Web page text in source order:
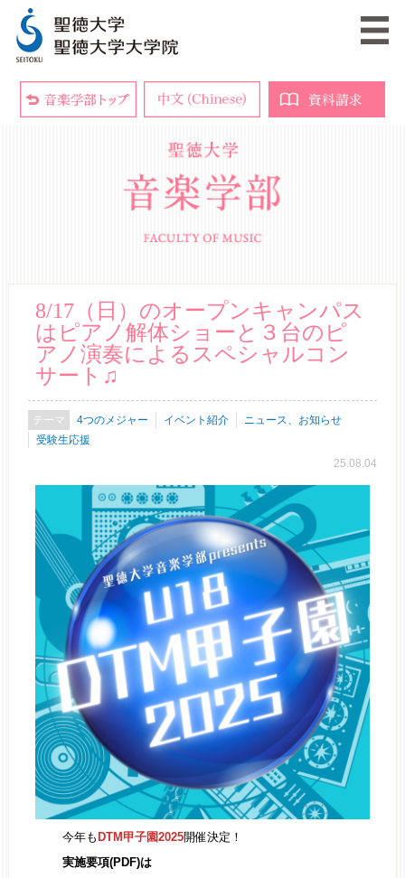
8/17（日）のオープンキャンパス
はピアノ解体ショーと３台のピ
アノ演奏によるスペシャルコン
サート♫
4つのメジャー イベント紹介
ニュース、お知らせ
受験生応援
25.08.04
今年も DTM甲子園2025開催決定！
実施要項(PDF)は